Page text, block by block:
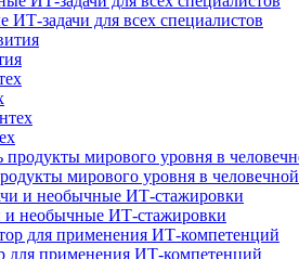
ИТ-задачи для всех специалистов
мирового уровня в
необычные ИТ‑стажировки
применения ИТ-компетенций